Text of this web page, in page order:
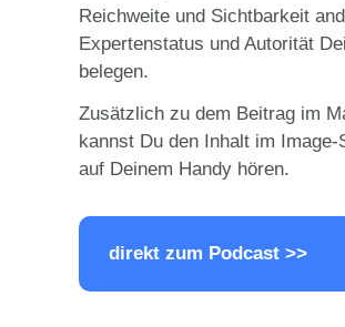
Reichweite und Sichtbarkeit
Expertenstatus und Autorität
belegen.
Zusätzlich zu dem Beitrag im
kannst Du den Inhalt im
auf Deinem Handy hören.
direkt zum Podcast >>